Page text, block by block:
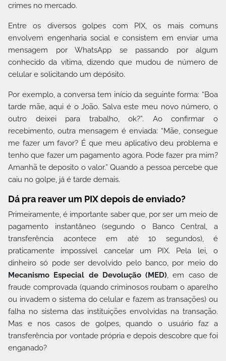
crimes no mercado.
Entre os diversos golpes com PIX, os mais comuns
envolvem engenharia social e consistem em enviar uma
mensagem por WhatsApp se passando por algum
conhecido da vítima, dizendo que mudou de número de
celular e solicitando um depósito.
Por exemplo, a conversa tem início da seguinte forma: “Boa
tarde mãe, aqui é o João. Salva este meu novo número, o
outro deixei para trabalho, ok?”. Ao confirmar o
recebimento, outra mensagem é enviada: “Mãe, consegue
me fazer um favor? É que meu aplicativo deu problema e
tenho que fazer um pagamento agora. Pode fazer pra mim?
Amanhã te deposito o valor.” Quando a pessoa percebe que
caiu no golpe, já é tarde demais.
Dá pra reaver um PIX depois de enviado?
Primeiramente, é importante saber que, por ser um meio de
pagamento instantâneo (segundo o Banco Central, a
transferência acontece em até 10 segundos), é
praticamente impossível cancelar um PIX. Pela lei, o
dinheiro só pode ser devolvido pelo banco, por meio do
Mecanismo Especial de Devolução (MED), em caso de
fraude comprovada (quando criminosos roubam o aparelho
ou invadem o sistema do celular e fazem as transações) ou
falha no sistema das instituições envolvidas na transação.
Mas e nos casos de golpes, quando o usuário faz a
transferência por vontade própria e depois descobre que foi
enganado?